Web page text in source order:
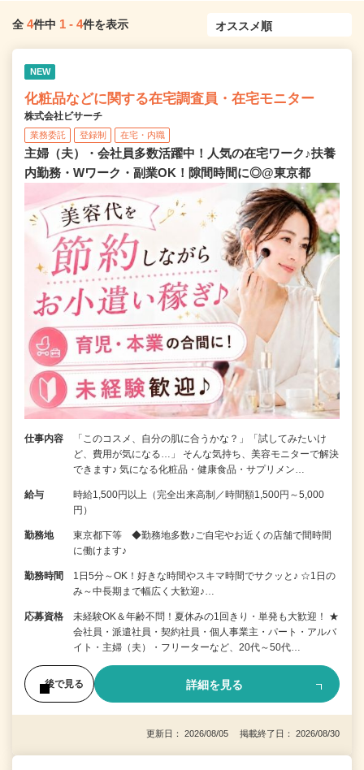
全 4件中 1 - 4件を表示
NEW
化粧品などに関する在宅調査員・在宅モニター
株式会社ビサーチ
業務委託 登録制 在宅・内職
主婦（夫）・会社員多数活躍中！人気の在宅ワーク♪扶養
内勤務・Wワーク・副業OK！隙間時間に◎@東京都
仕事内容
「このコスメ、自分の肌に合うかな？」「試してみたいけ
ど、費用が気になる…」 そんな気持ち、美容モニターで解決
できます♪ 気になる化粧品・健康食品・サプリメン…
給与
時給1,500円以上（完全出来高制／時間額1,500円～5,000
円）
勤務地
東京都下等 ◆勤務地多数♪ご自宅やお近くの店舗で間時間
に働けます♪
勤務時間
1日5分～OK！好きな時間やスキマ時間でサクッと♪ ☆1日の
み～中長期まで幅広く大歓迎♪…
応募資格
未経験OK＆年齢不問！夏休みの1回きり・単発も大歓迎！ ★
会社員・派遣社員・契約社員・個人事業主・パート・アルバ
イト・主婦（夫）・フリーターなど、20代～50代…
後で見る 詳細を見る
更新日： 2026/08/05 掲載終了日： 2026/08/30